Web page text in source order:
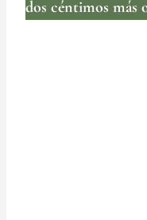
dos céntimos más